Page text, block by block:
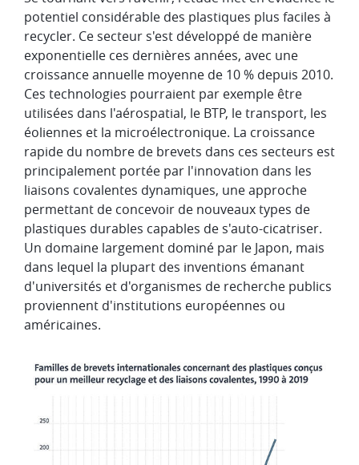
potentiel considérable des plastiques plus faciles à
recycler. Ce secteur s'est développé de manière
exponentielle ces dernières années, avec une
croissance annuelle moyenne de 10 % depuis 2010.
Ces technologies pourraient par exemple être
utilisées dans l'aérospatial, le BTP, le transport, les
éoliennes et la microélectronique. La croissance
rapide du nombre de brevets dans ces secteurs est
principalement portée par l'innovation dans les
liaisons covalentes dynamiques, une approche
permettant de concevoir de nouveaux types de
plastiques durables capables de s'auto-cicatriser.
Un domaine largement dominé par le Japon, mais
dans lequel la plupart des inventions émanant
d'universités et d'organismes de recherche publics
proviennent d'institutions européennes ou
américaines.